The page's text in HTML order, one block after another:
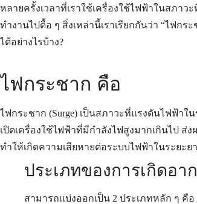
หลายครั้งเวลาที่เราใช้เครื่องใช้ไฟฟ้าในสภา
ทำงานไปดื้อ ๆ สิ่งเหล่านี้เราเรียกกันว่า “ไฟก
ได้อย่างไรบ้าง?
ไฟกระชาก คือ
ไฟกระชาก (Surge) เป็นสภาวะที่แรงดันไฟฟ้า
เปิดเครื่องใช้ไฟฟ้าที่มีกำลังไฟสูงมากเกินไป
ทำให้เกิดความเสียหายต่อระบบไฟฟ้าในระยะย
ประเภทของการเกิดอา
สามารถแบ่งออกเป็น 2 ประเภทหลัก ๆ คือ